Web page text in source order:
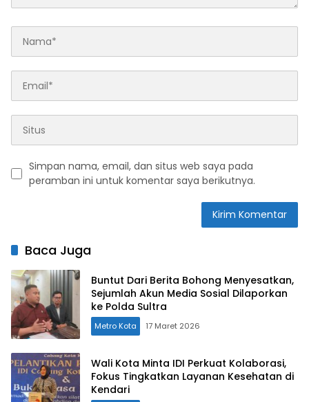
Simpan nama, email, dan situs web saya pada
peramban ini untuk komentar saya berikutnya.
Baca Juga
Buntut Dari Berita Bohong Menyesatkan,
Sejumlah Akun Media Sosial Dilaporkan
ke Polda Sultra
Metro Kota 17 Maret 2026
Wali Kota Minta IDI Perkuat Kolaborasi,
Fokus Tingkatkan Layanan Kesehatan di
Kendari